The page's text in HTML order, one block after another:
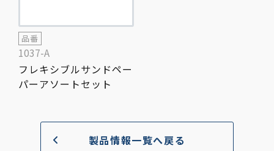
品番
1037-A
フレキシブルサンドペー
パーアソートセット
製品情報一覧へ戻る